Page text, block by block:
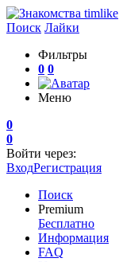
Поиск Лайки
Фильтры
0 0
Меню
0
0
Войти через:
ВходРегистрация
Поиск
Premium
Бесплатно
Информация
FAQ